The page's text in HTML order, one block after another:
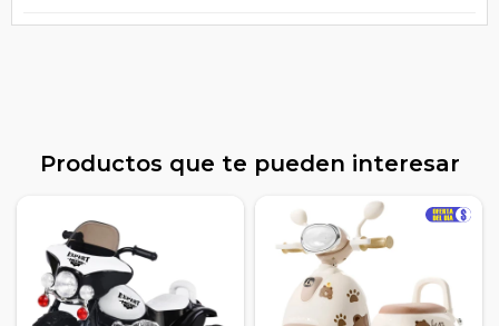
Productos que te pueden interesar